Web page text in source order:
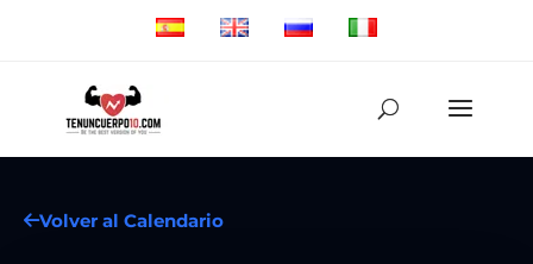
Volver al Calendario